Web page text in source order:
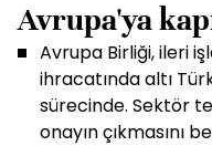
Avrupa'ya
Avrupa Birliği, ileri
ihracatında altı
sürecinde. Sektör
onayın çıkmasını